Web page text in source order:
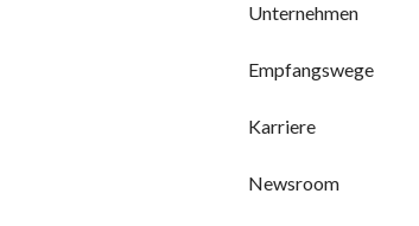
Unternehmen
Empfangswege
Karriere
Newsroom